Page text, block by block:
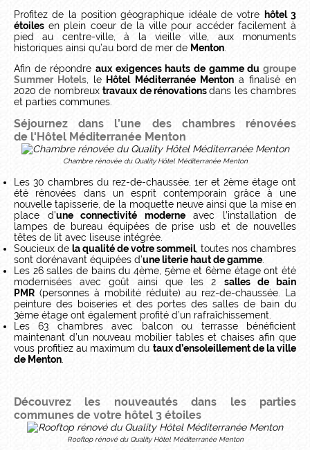
Profitez de la position géographique idéale de votre hôtel 3
étoiles en plein coeur de la ville pour accéder facilement à
pied au centre-ville, à la vieille ville, aux monuments
historiques ainsi qu’au bord de mer de Menton
Afin de répondre aux exigences hauts de gamme du groupe
Summer Hotels , le Hôtel Méditerranée Mentona finalisé en
2020 de nombreuxtravaux de rénovations dans les chambres
et parties communes.
Séjournez dans l’une des chambres rénovées
de l'Hôtel Méditerranée Menton
Chambre rénovée du Quality Hôtel Méditerranée Menton
Les 30 chambres du rez-de-chaussée, 1er et 2ème étage ont
été rénovées dans un esprit contemporain grâce à une
nouvelle tapisserie, de la moquette neuve ainsi que la mise en
place d’une connectivité moderneavec l’installation de
lampes de bureau équipées de prise usb et de nouvelles
têtes de lit avec liseuse intégrée.
Soucieux de la qualité de votre sommeil, toutes nos chambres
sont dorénavant équipées d’une literie haut de gamme
Les 26 salles de bains du 4ème, 5ème et 6ème étage ont été
modernisées avec goût ainsi que les 2 salles de bain
PMR (personnes à mobilité réduite) au rez-de-chaussée. La
peinture des boiseries et des portes des salles de bain du
3ème étage ont également profité d’un rafraîchissement.
Les 63 chambres avec balcon ou terrasse bénéficient
maintenant d’un nouveau mobilier tables et chaises afin que
vous profitiez au maximum du taux d’ensoleillement de la ville
de Menton
Découvrez les nouveautés dans les parties
communes de votre hôtel 3 étoiles
Rooftop rénové du Quality Hôtel Méditerranée Menton